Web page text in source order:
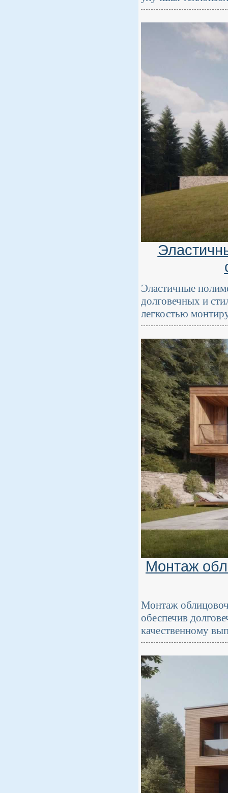
Эластичные
долговечных и
легкостью
Монтаж
Монтаж
обеспечив
качественному